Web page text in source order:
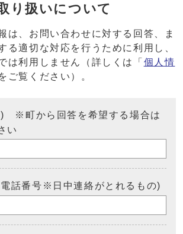
り扱いについて
は、お問い合わせに対する回答、ま
る適切な対応を行うために利用し、
は利用しません（詳しくは「 個人情
ご覧ください）。
) ※町から回答を希望する場合は
い
話番号※日中連絡がとれるもの)